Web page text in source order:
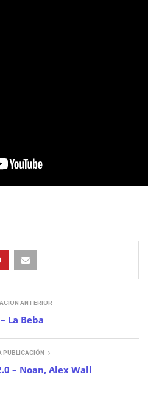
ANTERIOR
La Beba
PUBLICACIÓN
– Noan, Alex Wall